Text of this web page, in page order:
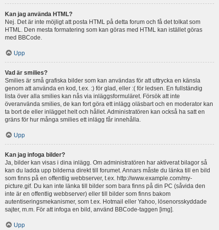
Kan jag använda HTML?
Nej. Det är inte möjligt att posta HTML på detta forum och få det tolkat som
HTML. Den mesta formatering som kan göras med HTML kan istället göras
med BBCode.
Upp
Vad är smilies?
Smilies är små grafiska bilder som kan användas för att uttrycka en känsla
genom att använda en kod, t.ex. :) för glad, eller :( för ledsen. En fullständig
lista över alla smilies kan nås via inläggsformuläret. Försök att inte
överanvända smilies, de kan fort göra ett inlägg oläsbart och en moderator kan
ta bort de eller inlägget helt och hållet. Administratören kan också ha satt en
gräns för hur många smilies ett inlägg får innehålla.
Upp
Kan jag infoga bilder?
Ja, bilder kan visas i dina inlägg. Om administratören har aktiverat bilagor så
kan du ladda upp bilderna direkt till forumet. Annars måste du länka till en bild
som finns på en offentlig webbserver, t.ex. http://www.example.com/my-
picture.gif. Du kan inte länka till bilder som bara finns på din PC (såvida den
inte är en offentlig webbserver) eller till bilder som finns bakom
autentiseringsmekanismer, som t.ex. Hotmail eller Yahoo, lösenorsskyddade
sajter, m.m. För att infoga en bild, använd BBCode-taggen [img].
Upp